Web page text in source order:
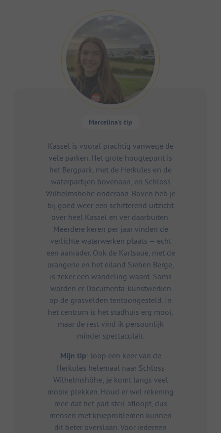
Marcelina's tip
Kassel is vooral prachtig vanwege de
vele parken. Het grote hoogtepunt is
het Bergpark, met de Herkules en de
waterpartijen bovenaan, en Schloss
Wilhelmshöhe onderaan. Boven heb je
bij goed weer een schitterend uitzicht
over heel Kassel en ver daarbuiten.
Meerdere keren per jaar vinden de
verlichte waterwerken plaats — echt
een aanrader. Ook de Karlsaue, met de
orangerie en het eiland Sieben Berge,
is zeker een wandeling waard. Soms
worden er Documenta-kunstwerken
op de grasvelden tentoongesteld. In
het centrum is het stadhuis erg mooi,
maar de rest vind ik persoonlijk
minder spectaculair.
Mijn tip: loop een keer van de
Herkules helemaal naar Schloss
Wilhelmshöhe; je komt langs veel
mooie plekken. Houd er wel rekening
mee dat het pad steil afloopt, dus
mensen met knieproblemen kunnen
dit beter overslaan. Voor iedereen